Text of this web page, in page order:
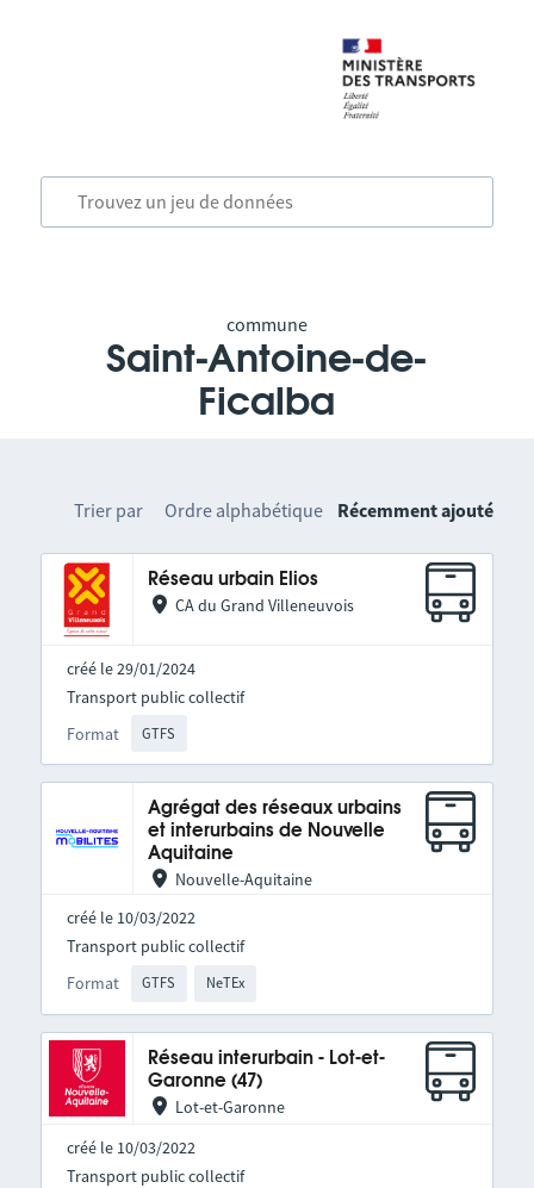
commune
Saint-Antoine-de-
Ficalba
Trier par Ordre alphabétique Récemment ajouté
Réseau urbain Elios
CA du Grand Villeneuvois
créé le 29/01/2024
Format GTFS
Transport public collectif
Agrégat des réseaux urbains
et interurbains de Nouvelle
Aquitaine
Nouvelle-Aquitaine
créé le 10/03/2022
Format GTFS NeTEx
Transport public collectif
Réseau interurbain - Lot-et-
Garonne (47)
Lot-et-Garonne
créé le 10/03/2022
Transport public collectif